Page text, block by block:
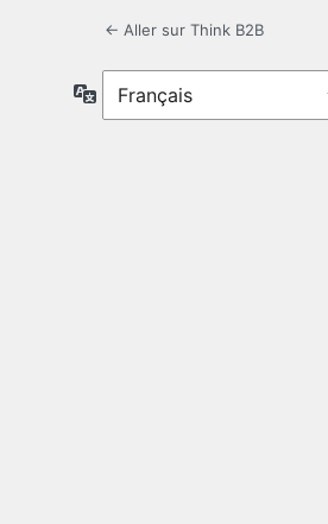
← Aller sur Think B2B
Langue